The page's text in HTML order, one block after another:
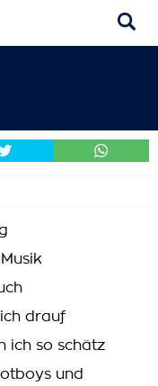
drauf
ich so schätz
und